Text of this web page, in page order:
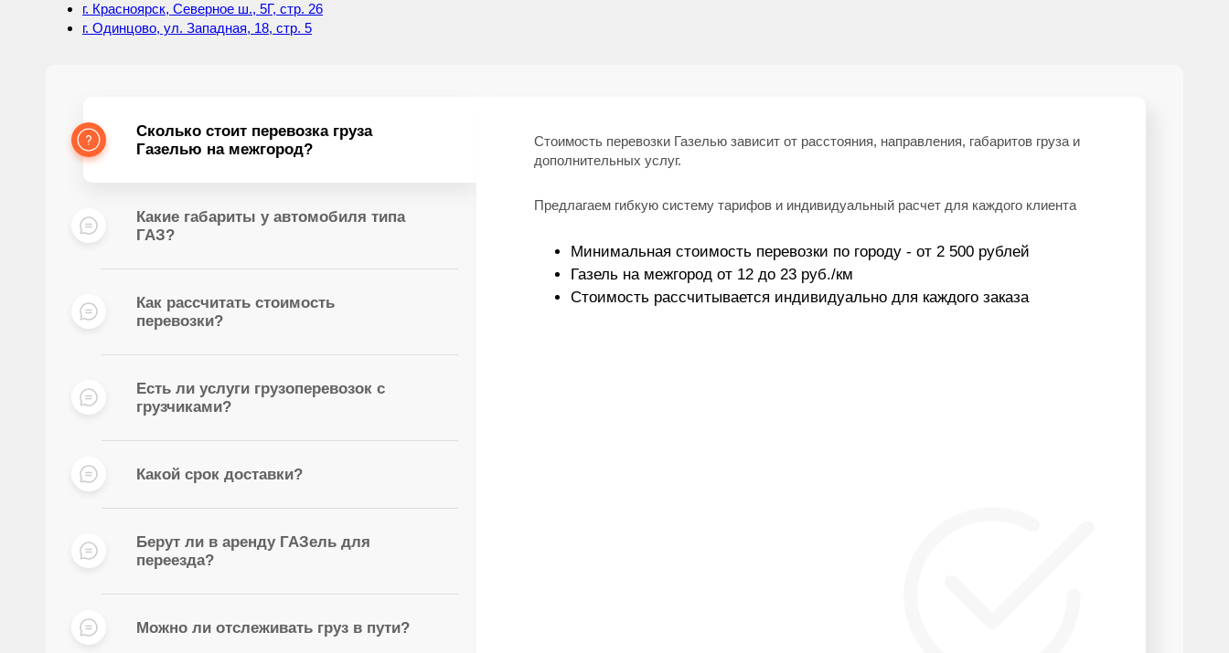
г. Красноярск, Северное ш., 5Г, стр. 26
г. Одинцово, ул. Западная, 18, стр. 5
Сколько стоит перевозка груза
Газелью на межгород?
Какие габариты у автомобиля типа
ГАЗ?
Как рассчитать стоимость
перевозки?
Есть ли услуги грузоперевозок с
грузчиками?
Какой срок доставки?
Берут ли в аренду ГАЗель для
переезда?
Можно ли отслеживать груз в пути?
Стоимость перевозки Газелью зависит от расстояния, направления, габаритов груза и
дополнительных услуг.
Предлагаем гибкую систему тарифов и индивидуальный расчет для каждого клиента
Минимальная стоимость перевозки по городу - от 2 500 рублей
Газель на межгород от 12 до 23 руб./км
Стоимость рассчитывается индивидуально для каждого заказа